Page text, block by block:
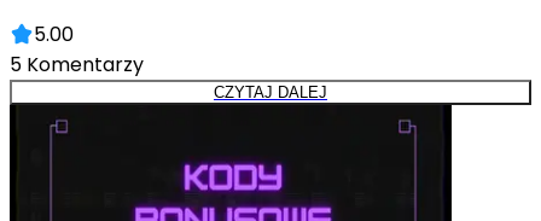
5.00
5 Komentarzy
CZYTAJ DALEJ